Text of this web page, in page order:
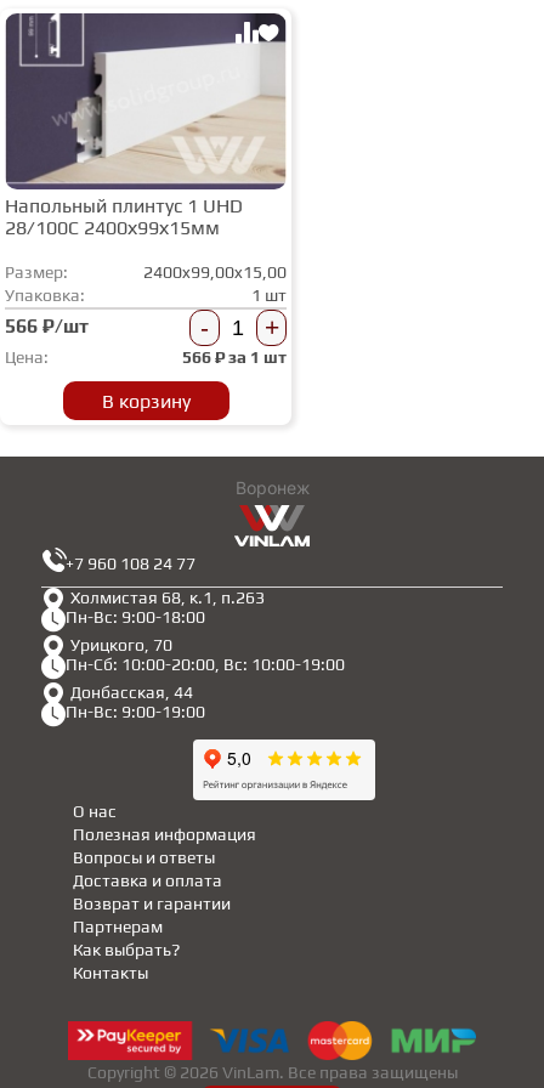
Напольный плинтус 1 UHD
28/100C 2400х99х15мм
Размер:
2400x99,00x15,00
Упаковка:
1 шт
566 ₽/шт - +
Цена: 566₽ за 1 шт
В корзину
Воронеж
Холмистая 68, к.1, п.263
Пн-Вс: 9:00-18:00
Урицкого, 70
Пн-Сб: 10:00-20:00, Вс: 10:00-19:00
Донбасская, 44
Пн-Вс: 9:00-19:00
+7 960 108 24 77
Полезная информация
Партнерам
Вопросы и ответы
Доставка и оплата
Возврат и гарантии
Как выбрать?
О нас
Контакты
Copyright © 2026 VinLam. Все права защищены